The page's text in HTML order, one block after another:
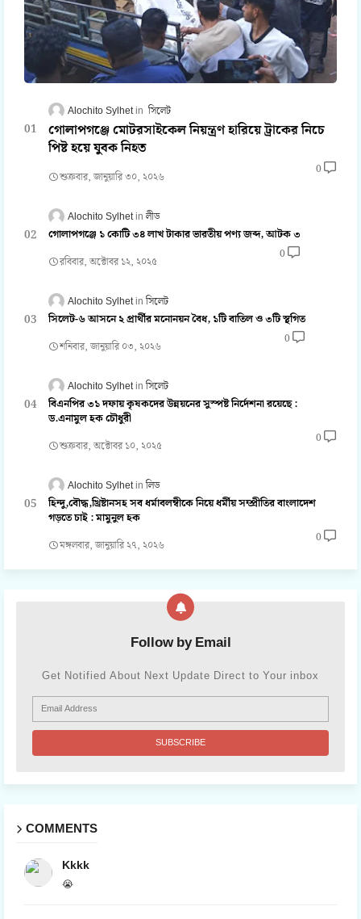
Alochito Sylhet সিলেট
গোলাপগঞ্জে মোটরসাইকেল নিয়ন্ত্রণ হারিয়ে ট্রাকের নিচে
পিষ্ট হয়ে যুবক নিহত
শুক্রবার, জানুয়ারি ৩০, ২০২৬
0
Alochito Sylhet লীড
গোলাপগঞ্জে ১ কোটি ৩৪ লাখ টাকার ভারতীয় পণ্য জব্দ, আটক ৩
রবিবার, অক্টোবর ১২, ২০২৫
0
Alochito Sylhet সিলেট
সিলেট-৬ আসনে ২ প্রার্থীর মনোনয়ন বৈধ, ১টি বাতিল ও ৩টি স্থগিত
শনিবার, জানুয়ারি ০৩, ২০২৬
0
Alochito Sylhet সিলেট
বিএনপির ৩১ দফায় কৃষকদের উন্নয়নের সুস্পষ্ট নির্দেশনা রয়েছে :
ড.এনামুল হক চৌধুরী
শুক্রবার, অক্টোবর ১০, ২০২৫
0
Alochito Sylhet লিড
হিন্দু,বৌদ্ধ,খ্রিষ্টানসহ সব ধর্মাবলম্বীকে নিয়ে ধর্মীয় সম্প্রীতির বাংলাদেশ
গড়তে চাই : মামুনুল হক
মঙ্গলবার, জানুয়ারি ২৭, ২০২৬
0
Follow by Email
Get Notified About Next Update Direct to Your inbox
COMMENTS
Kkkk
😭